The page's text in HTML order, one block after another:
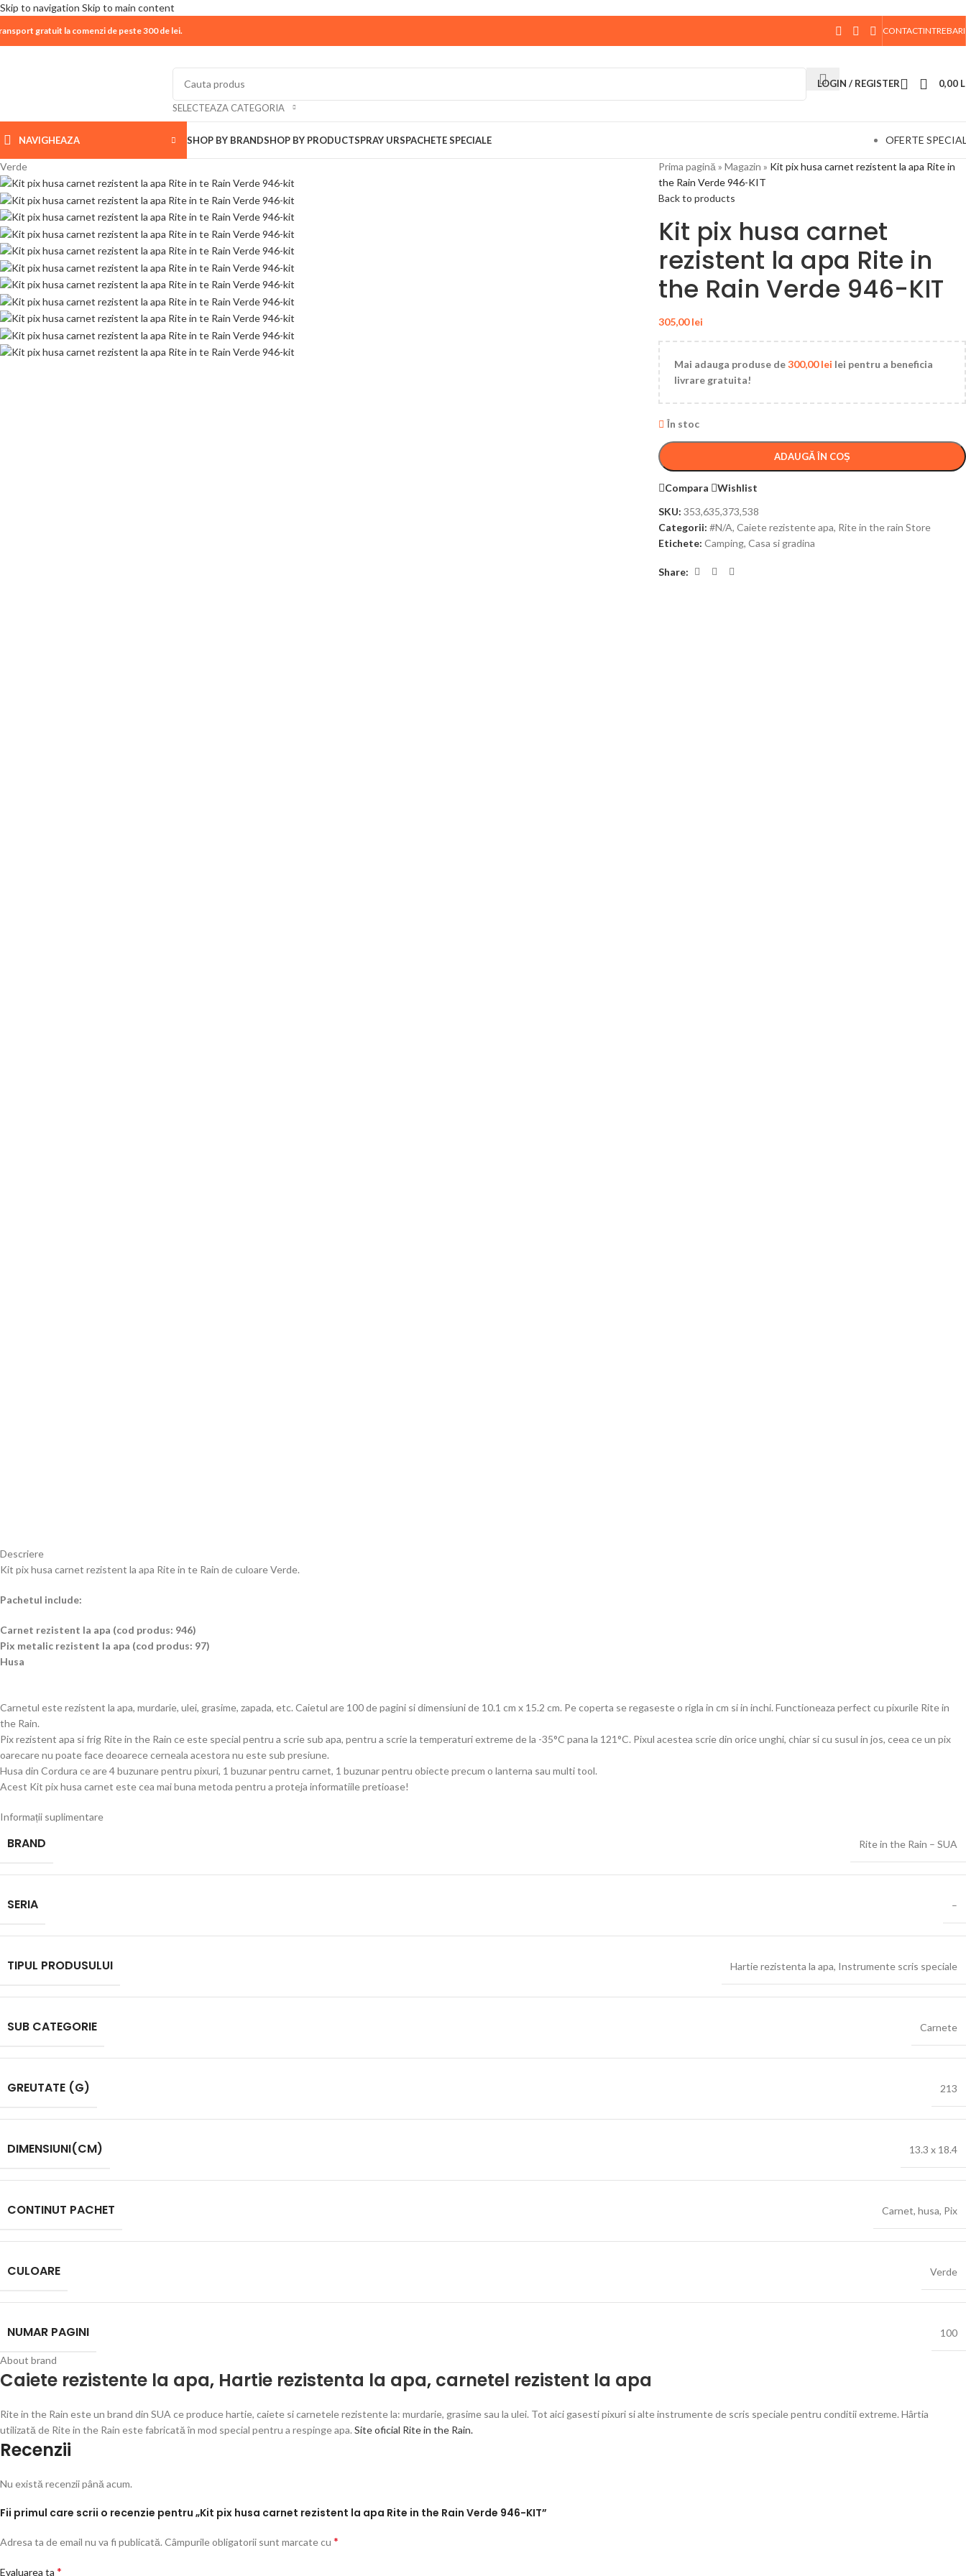
Skip to navigation Skip to main content
| 📦 Program livrari|In perioada11 August - 18 August,magazinul KPRO este inchis. Comenziile plasate pana in data de 10 August, la ora 15:00, vor fi expediate. Va
multumim pentru intelegere!
gratuit la comenzi de peste 300 de lei. CONTACTINTREBARI
SELECTEAZA CATEGORIA
LOGIN / REGISTER 0,00
NAVIGHEAZA SHOP BY BRANDSHOP BY PRODUCTSPRAY URSPACHETE SPECIALE OFERTE
Verde Prima pagină » Magazin » Kit pix husa carnet rezistent la apa Rite in
the Rain Verde 946-KIT
Back to products
Kit pix husa carnet
rezistent la apa Rite in
the Rain Verde 946-KIT
305,00lei
Mai adauga produse de300,00lei lei pentru a beneficia
livrare gratuita!
În stoc
ADAUGĂ ÎN COȘ
Compara
Wishlist
SKU: 353,635,373,538
Categorii: #N/A, Caiete rezistente apa, Rite in the rain Store
Etichete: Camping, Casa si gradina
Share:
Descriere
Kit pix husa carnet rezistent la apa Rite in te Rain de culoare Verde.
Pachetul include:
Carnet rezistent la apa (cod produs: 946)
Pix metalic rezistent la apa (cod produs: 97)
Husa
Carnetul este rezistent la apa, murdarie, ulei, grasime, zapada, etc. Caietul are 100 de pagini si dimensiuni de 10.1 cm x 15.2 cm. Pe coperta se regaseste o rigla in cm si in inchi. Functioneaza perfect cu pixurile Rite in
the Rain.
Pix rezistent apa si frig Rite in the Rain ce este special pentru a scrie sub apa, pentru a scrie la temperaturi extreme de la -35°C pana la 121°C. Pixul acestea scrie din orice unghi, chiar si cu susul in jos, ceea ce un pix
oarecare nu poate face deoarece cerneala acestora nu este sub presiune.
Husa din Cordura ce are 4 buzunare pentru pixuri, 1 buzunar pentru carnet, 1 buzunar pentru obiecte precum o lanterna sau multi tool.
Acest Kit pix husa carnet este cea mai buna metoda pentru a proteja informatiile pretioase!
Informații suplimentare
BRAND Rite in the Rain – SUA
SERIA –
TIPUL PRODUSULUI Hartie rezistenta la apa, Instrumente scris speciale
SUB CATEGORIE Carnete
GREUTATE (G) 213
DIMENSIUNI(CM) 13.3 x 18.4
CONTINUT PACHET Carnet, husa, Pix
CULOARE Verde
NUMAR PAGINI 100
About brand
Caiete rezistente la apa, Hartie rezistenta la apa, carnetel rezistent la apa
Rite in the Rain este un brand din SUA ce produce hartie, caiete si carnetele rezistente la: murdarie, grasime sau la ulei. Tot aici gasesti pixuri si alte instrumente de scris speciale pentru conditii extreme. Hârtia
utilizată de Rite in the Rain este fabricată în mod special pentru a respinge apa. Site oficial Rite in the Rain.
Recenzii
Nu există recenzii până acum.
Fii primul care scrii o recenzie pentru „Kit pix husa carnet rezistent la apa Rite in the Rain Verde 946-KIT”
Adresa ta de email nu va fi publicată. Câmpurile obligatorii sunt marcate cu *
Evaluarea ta *